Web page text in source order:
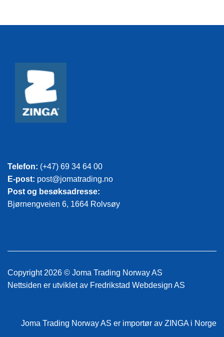
Telefon: (+47) 69 34 64 00
E-post: post@jomatrading.no
Post og besøksadresse:
Bjørnengveien 6, 1664 Rolvsøy
Copyright 2026 © Joma Trading Norway AS
Nettsiden er utviklet av Fredrikstad Webdesign AS
Joma Trading Norway AS er importør av ZINGA i Norge